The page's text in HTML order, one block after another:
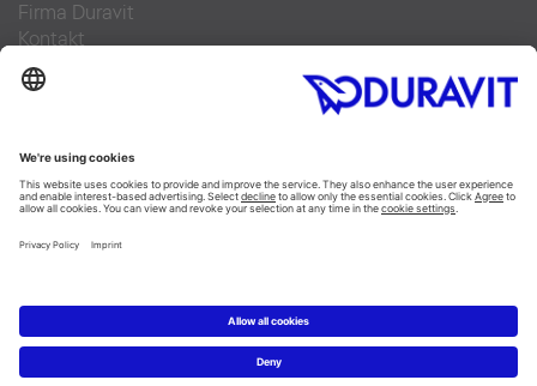
Firma Duravit
Kontakt
Najczęściej zadawane pytania
Facebook
Instagram
Pinterest
Blog
YouTube
Copyright © 2026 Duravit AG
Imprint|Polityka prywatności|Ustawienia plików cookie